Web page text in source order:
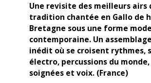
Une revisite des meilleurs airs
tradition chantée en Gallo de
Bretagne sous une forme
contemporaine. Un
inédit où se croisent rythmes,
électro, percussions du
soignées et voix. (France)